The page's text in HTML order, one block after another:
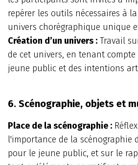
repérer les outils nécessaires à
univers chorégraphique unique
Création d’un univers : Travail
de cet univers, en tenant compte
jeune public et des intentions
6. Scénographie, objets et
Place de la scénographie :
l'importance de la scénographie
pour le jeune public, et sur le